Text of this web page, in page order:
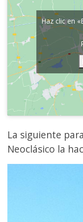
Haz clic en
La siguiente
Neoclásico la